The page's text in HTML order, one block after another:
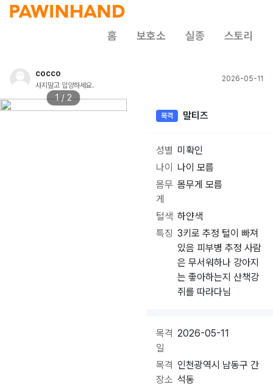
홈 보호소 실종 스토리
cocco
사지말고 입양하세요.
2026-05-11
1 / 2
목격 말티즈
성별 미확인
나이
나이 모름
몸무
게
몸무게 모름
털색 하얀색
특징 3키로 추정 털이 빠져
있음 피부병 추정 사람
은 무서워하나 강아지
는 좋아하는지 산책강
쥐를 따라다님
목격
일
2026-05-11
목격
장소
인천광역시 남동구 간
석동